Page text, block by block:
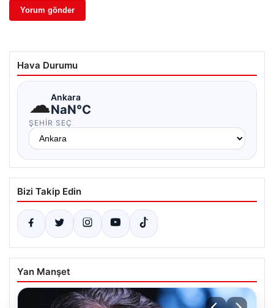
Hava Durumu
☁Ankara
NaN°C
ŞEHIR SEÇ
Bizi Takip Edin
Yan Manşet